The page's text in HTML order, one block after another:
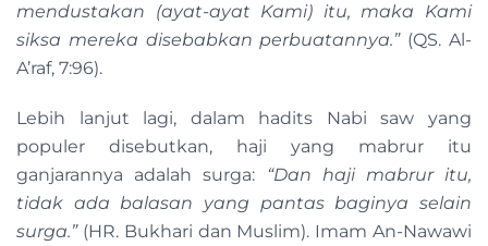
mendustakan (ayat-ayat Kami) itu, maka Kami
siksa mereka disebabkan perbuatannya.”(QS. Al-
A’raf, 7:96).
Lebih lanjut lagi, dalam hadits Nabi saw yang
populer disebutkan, haji yang mabrur itu
ganjarannya adalah surga: “Dan haji mabrur itu,
tidak ada balasan yang pantas baginya selain
surga.”(HR. Bukhari dan Muslim). Imam An-Nawawi